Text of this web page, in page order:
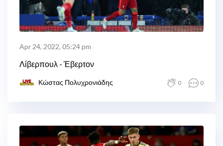
Apr 24, 2022, 05:24 pm
Λίβερπουλ - Έβερτον
Κώστας Πολυχρονιάδης 0 0